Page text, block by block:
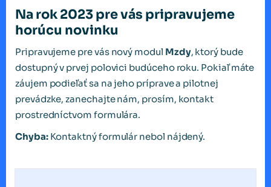
Na rok 2023 pre vás pripravujeme
horúcu novinku
Pripravujeme pre vás nový modul Mzdy, ktorý bude
dostupný v prvej polovici budúceho roku. Pokiaľ máte
záujem podieľať sa na jeho príprave a pilotnej
prevádzke, zanechajte nám, prosím, kontakt
prostredníctvom formulára.
Chyba:Kontaktný formulár nebol nájdený.